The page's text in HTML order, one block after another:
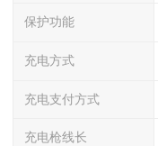
保护功能
充电方式
充电支付方式
充电枪线长